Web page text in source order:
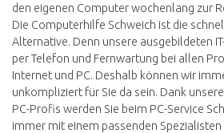
den eigenen Computer wochenlang zur
Die Computerhilfe Schweich ist die
Alternative. Denn unsere ausgebildeten
per Telefon und Fernwartung bei allen
Internet und PC. Deshalb können wir
unkompliziert für Sie da sein. Dank
PC-Profis werden Sie beim PC-Service
immer mit einem passenden Spezialisten